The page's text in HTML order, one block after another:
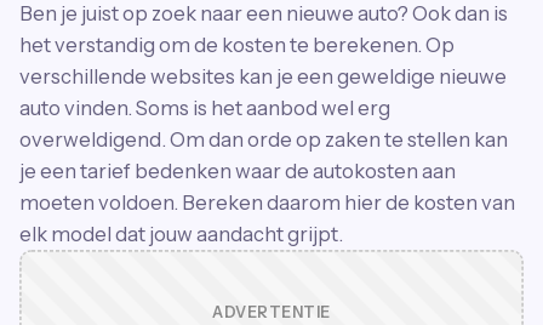
Ben je juist op zoek naar een nieuwe auto? Ook dan is
het verstandig om de kosten te berekenen. Op
verschillende websites kan je een geweldige nieuwe
auto vinden. Soms is het aanbod wel erg
overweldigend. Om dan orde op zaken te stellen kan
je een tarief bedenken waar de autokosten aan
moeten voldoen. Bereken daarom hier de kosten van
elk model dat jouw aandacht grijpt.
ADVERTENTIE